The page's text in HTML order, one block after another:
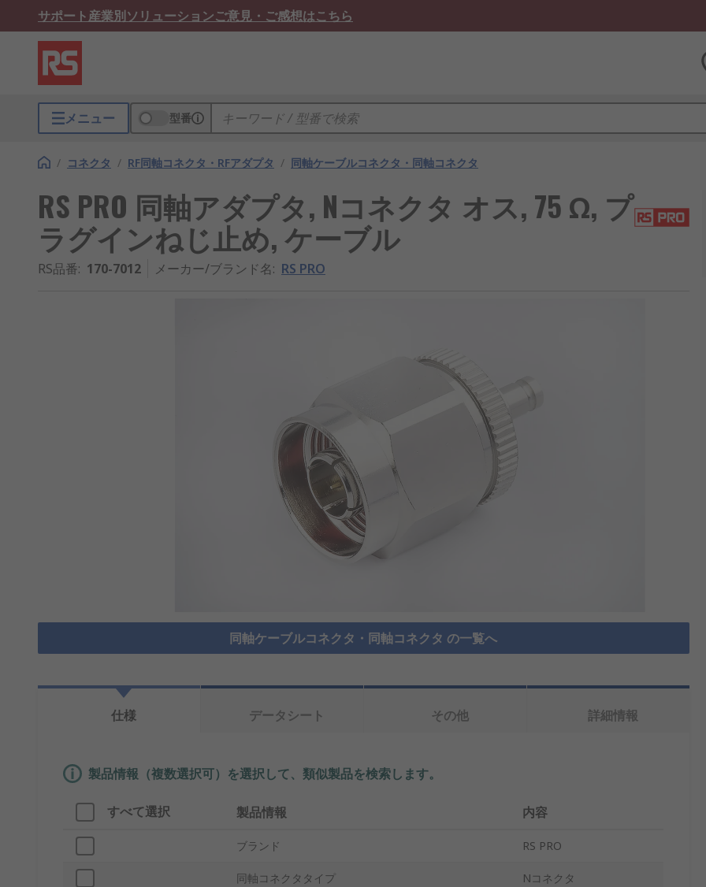
サポート産業別ソリューションご意見・ご感想はこちら
メニュー 型番
/ コネクタ / RF同軸コネクタ・RFアダプタ / 同軸ケーブルコネクタ・同軸コネクタ
RS PRO 同軸アダプタ, Nコネクタ オス, 75 Ω, プ
ラグインねじ止め, ケーブル
RS品番: 170-7012 メーカー/ブランド名: RS PRO
同軸ケーブルコネクタ・同軸コネクタ の一覧へ
仕様 データシート その他 詳細情報
製品情報（複数選択可）を選択して、類似製品を検索します。
すべて選択 製品情報 内容
ブランド RS PRO
同軸コネクタタイプ Nコネクタ